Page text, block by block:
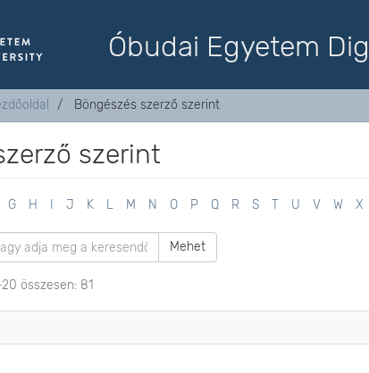
Óbudai Egyetem
Böngészés szerző szerint
szerint
G H J K L M N O P Q R S T U V W X
Mehet
összesen: 81